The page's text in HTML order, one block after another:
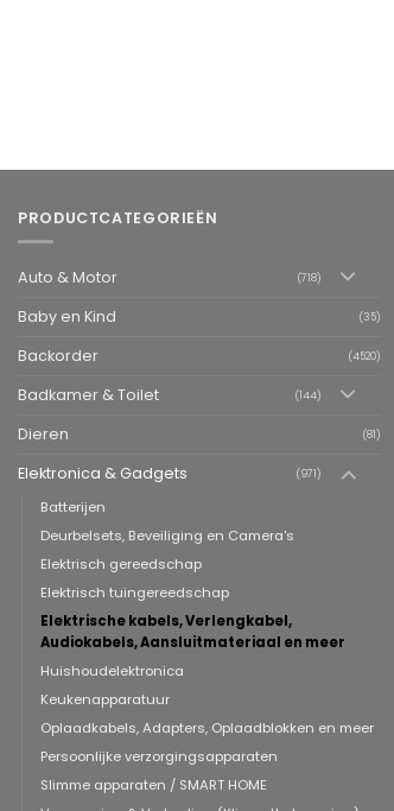
PRODUCTCATEGORIEËN
Auto & Motor (718)
Baby en Kind (35)
Backorder (4520)
Badkamer & Toilet (144)
Dieren (81)
Elektronica & Gadgets (971)
Batterijen
Deurbelsets, Beveiliging en Camera's
Elektrisch gereedschap
Elektrisch tuingereedschap
Elektrische kabels, Verlengkabel,
Audiokabels, Aansluitmateriaal en meer
Huishoudelektronica
Keukenapparatuur
Oplaadkabels, Adapters, Oplaadblokken en meer
Persoonlijke verzorgingsapparaten
Slimme apparaten / SMART HOME